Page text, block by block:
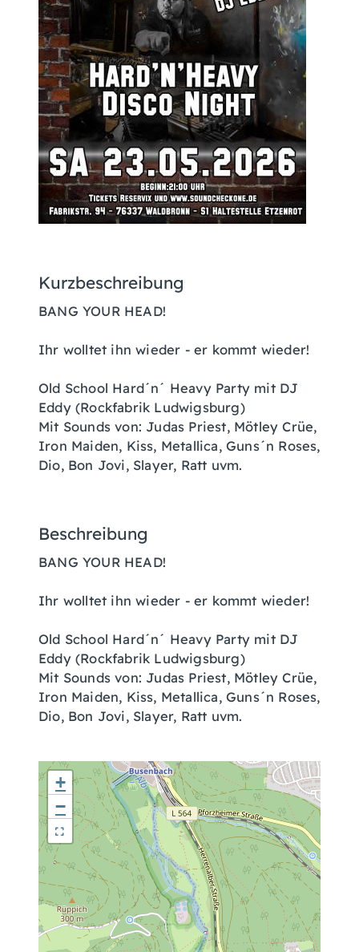
Kurzbeschreibung
BANG YOUR HEAD!
Ihr wolltet ihn wieder - er kommt wieder!
Old School Hard´n´ Heavy Party mit DJ
Eddy (Rockfabrik Ludwigsburg)
Mit Sounds von: Judas Priest, Mötley Crüe,
Iron Maiden, Kiss, Metallica, Guns´n Roses,
Dio, Bon Jovi, Slayer, Ratt uvm.
Beschreibung
BANG YOUR HEAD!
Ihr wolltet ihn wieder - er kommt wieder!
Old School Hard´n´ Heavy Party mit DJ
Eddy (Rockfabrik Ludwigsburg)
Mit Sounds von: Judas Priest, Mötley Crüe,
Iron Maiden, Kiss, Metallica, Guns´n Roses,
Dio, Bon Jovi, Slayer, Ratt uvm.
+
−